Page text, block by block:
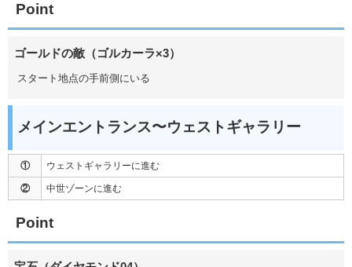
Point
ゴールドの敵（ゴルカーラ×3）
スタート地点の手前側にいる
メインエントランス〜ウェストギャラリー
① ウェストギャラリーに進む
② 中世ゾーンに進む
Point